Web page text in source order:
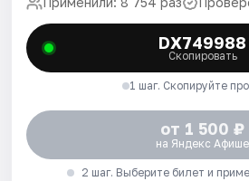
DX749988
Скопировать
1 шаг. Скопируйте
от 1 500 ₽
на Яндекс Афише
2 шаг. Выберите билет и